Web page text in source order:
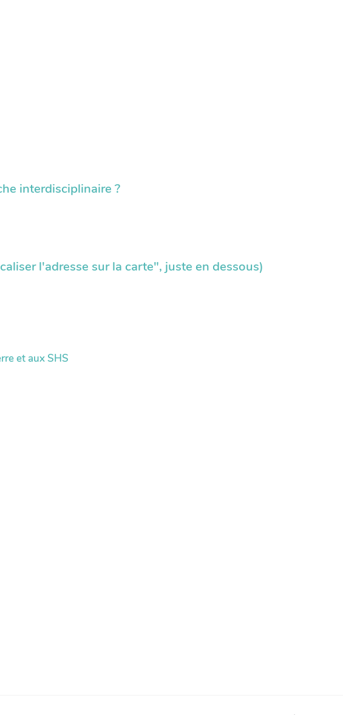
interdisciplinaire ?
l'adresse sur la carte", juste en dessous)
et aux SHS